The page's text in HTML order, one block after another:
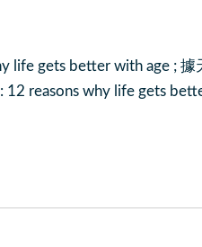
life gets better with age ;
reasons why life gets